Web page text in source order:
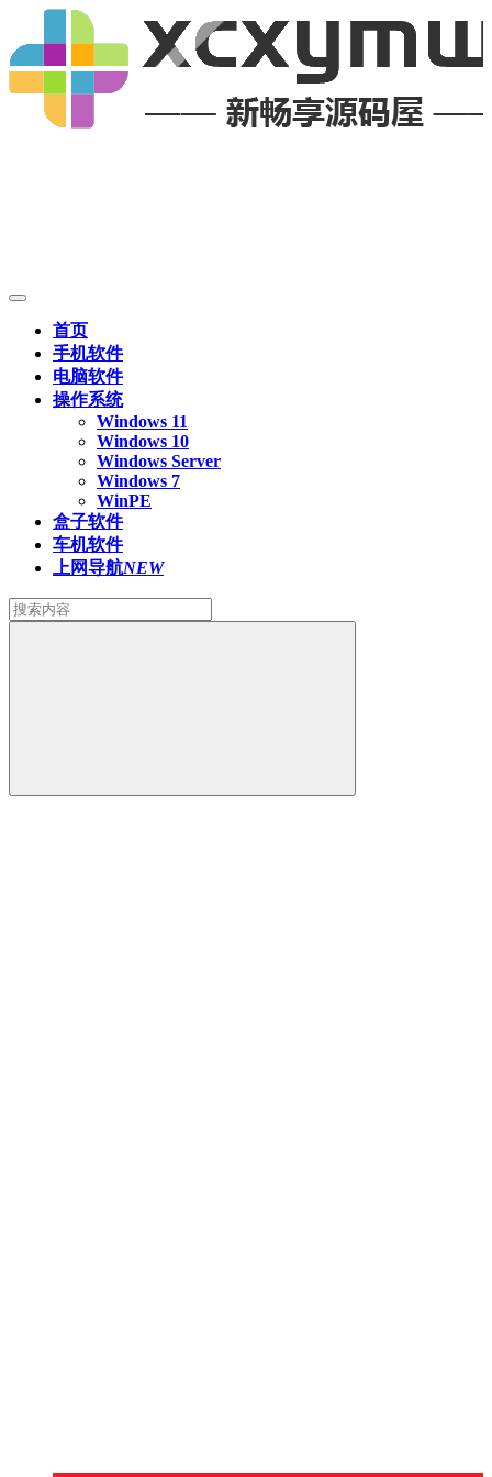
首页
手机软件
电脑软件
操作系统
Windows 11
Windows 10
Windows Server
Windows 7
WinPE
盒子软件
车机软件
上网导航NEW